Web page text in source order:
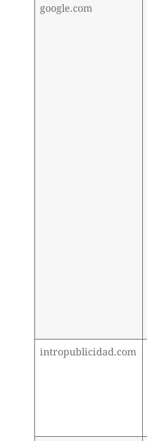
google.com
intropublicidad.com